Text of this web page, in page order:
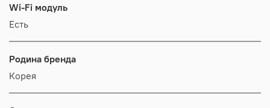
Wi-Fi модуль
Есть
Родина бренда
Корея